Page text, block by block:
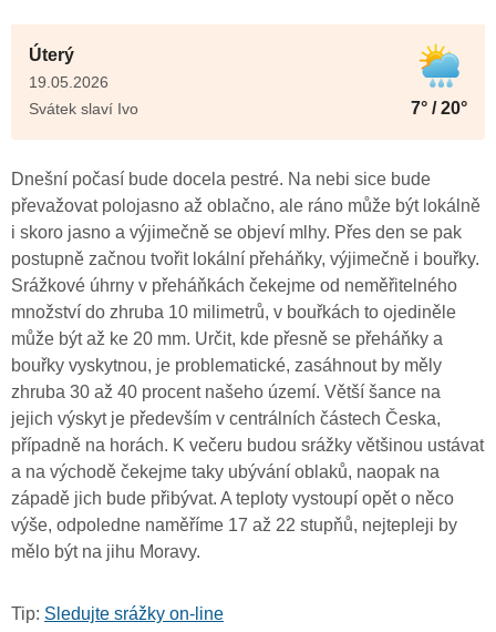
Úterý
19.05.2026
Svátek slaví Ivo
7° / 20°
Dnešní počasí bude docela pestré. Na nebi sice bude
převažovat polojasno až oblačno, ale ráno může být lokálně
i skoro jasno a výjimečně se objeví mlhy. Přes den se pak
postupně začnou tvořit lokální přeháňky, výjimečně i bouřky.
Srážkové úhrny v přeháňkách čekejme od neměřitelného
množství do zhruba 10 milimetrů, v bouřkách to ojediněle
může být až ke 20 mm. Určit, kde přesně se přeháňky a
bouřky vyskytnou, je problematické, zasáhnout by měly
zhruba 30 až 40 procent našeho území. Větší šance na
jejich výskyt je především v centrálních částech Česka,
případně na horách. K večeru budou srážky většinou ustávat
a na východě čekejme taky ubývání oblaků, naopak na
západě jich bude přibývat. A teploty vystoupí opět o něco
výše, odpoledne naměříme 17 až 22 stupňů, nejtepleji by
mělo být na jihu Moravy.
Tip: Sledujte srážky on-line